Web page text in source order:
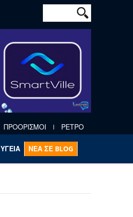
Φόρμα
Αναζήτηση
ΠΡΟΟΡΙΣΜΟΙ ΡΕΤΡΟ
ΥΓΕΙΑ ΝΕΑ ΣΕ BLOG